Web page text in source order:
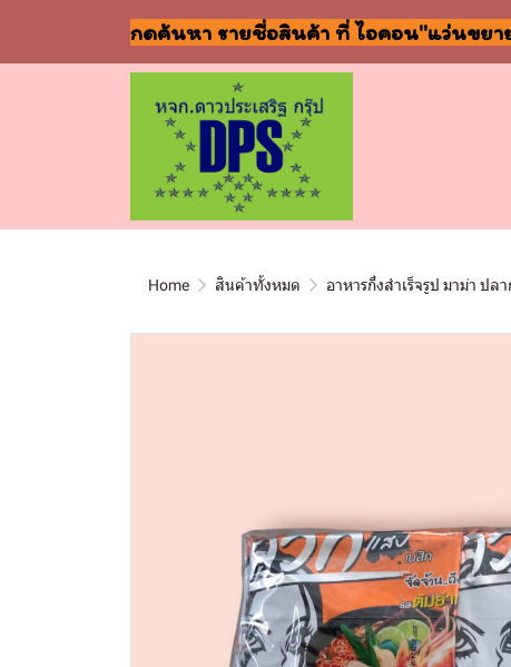
กดค้นหา รายชื่อสินค้า ที่ ไอคอน"แว่นขยา
Home สินค้าทั้งหมด อาหารกึ่งสำเร็จรูป มาม่า ปลา